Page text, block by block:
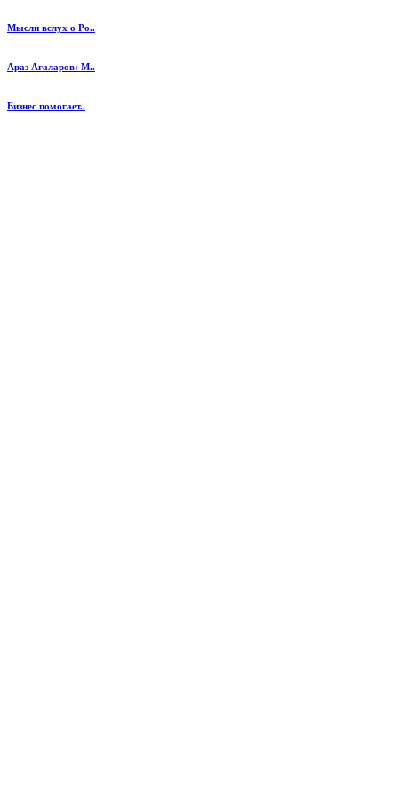
Мысли вслух о Ро..
Араз Агаларов: М..
Бизнес помогает..